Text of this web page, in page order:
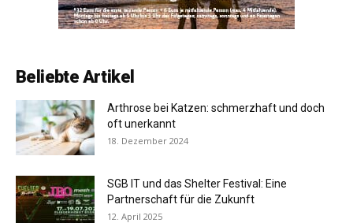
Beliebte Artikel
Arthrose bei Katzen: schmerzhaft und doch
oft unerkannt
18. Dezember 2024
SGB IT und das Shelter Festival: Eine
Partnerschaft für die Zukunft
12. April 2025